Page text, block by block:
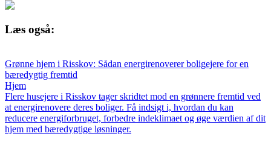
Læs også:
Grønne hjem i Risskov: Sådan energirenoverer boligejere for en
bæredygtig fremtid
Hjem
Flere husejere i Risskov tager skridtet mod en grønnere fremtid ved
at energirenovere deres boliger. Få indsigt i, hvordan du kan
reducere energiforbruget, forbedre indeklimaet og øge værdien af dit
hjem med bæredygtige løsninger.